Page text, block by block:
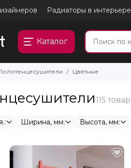
Радиаторы в интерьере
Каталог
Цветные
Ширина, мм: Высота, мм: